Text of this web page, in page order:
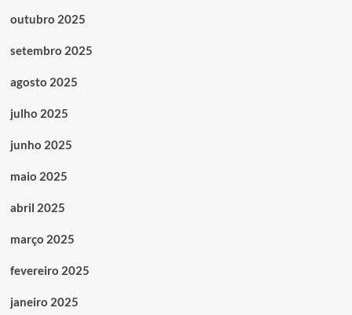
outubro 2025
setembro 2025
agosto 2025
julho 2025
junho 2025
maio 2025
abril 2025
março 2025
fevereiro 2025
janeiro 2025